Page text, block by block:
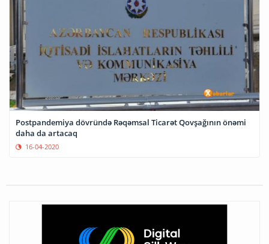
Postpandemiya dövründə Rəqəmsal Ticarət Qovşağının önəmi
daha da artacaq
16-04-2020